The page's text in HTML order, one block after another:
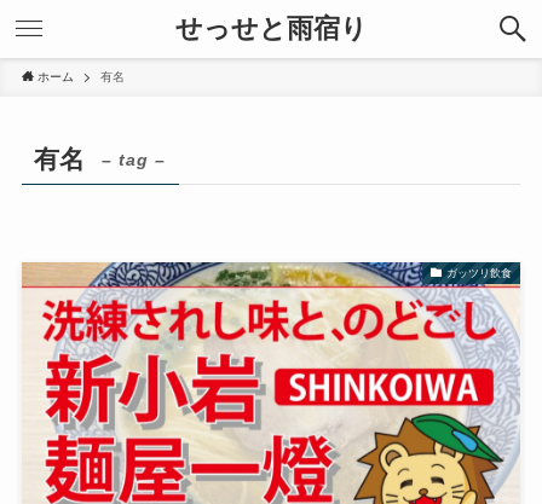
せっせと雨宿り
ホーム 有名
有名 – tag –
ガッツリ飲食